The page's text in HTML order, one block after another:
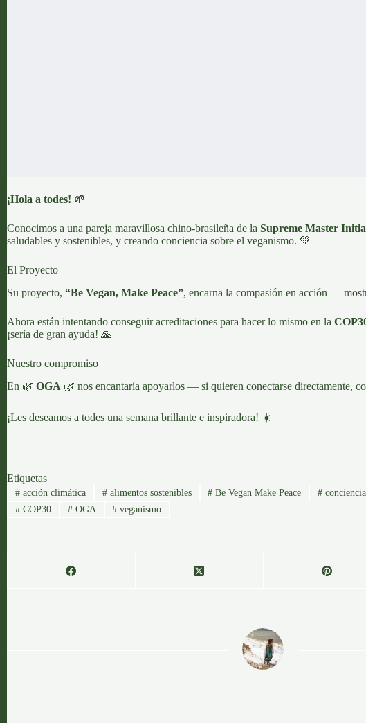
¡Hola a todes! 🌱
Conocimos a una pareja maravillosa chino-brasileña de la Supreme Master
saludables y sostenibles, y creando conciencia sobre el veganismo. 💚
El Proyecto
Su proyecto, “Be Vegan, Make Peace”, encarna la compasión en acción —
Ahora están intentando conseguir acreditaciones para hacer lo mismo en la
¡sería de gran ayuda! 🙏
Nuestro compromiso
En 🌿 OGA 🌿 nos encantaría apoyarlos — si quieren conectarse directamente,
¡Les deseamos a todes una semana brillante e inspiradora! ☀️
Etiquetas
#acción climática #alimentos sostenibles # Be Vegan Make Peace #
#COP30 #OGA # veganismo
OGA